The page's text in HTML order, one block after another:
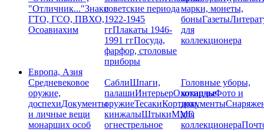
"Отличник..."Знаки
ГТО, ГСО, ПВХО,
Осоавиахим
советские периода
1922-1945
ггПлакаты 1946-
1991 ггПосуда,
фарфор, столовые
приборы
марки, монеты,
боныГазеты
для
коллекционера
Европа, Азия
Средневековое
оружие,
доспехиДокументы
и личные вещи
монарших особ
СаблиШпаги,
палашиИнтерьерОхотничье
оружиеТесакиКортики,
кинжалыШтыкиММГ,
огнестрельное
Головные уборы,
кокардыФото и
документы
для
коллекционера